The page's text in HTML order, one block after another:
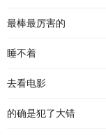
最棒最厉害的
睡不着
去看电影
的确是犯了大错